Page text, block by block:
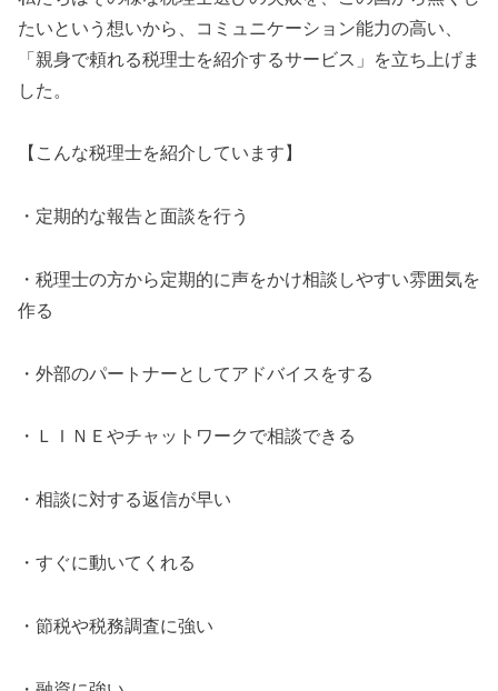
たいという想いから、コミュニケーション能力の高い、
「親身で頼れる税理士を紹介するサービス」を立ち上げま
した。
【こんな税理士を紹介しています】
・定期的な報告と面談を行う
・税理士の方から定期的に声をかけ相談しやすい雰囲気を
作る
・外部のパートナーとしてアドバイスをする
・ＬＩＮＥやチャットワークで相談できる
・相談に対する返信が早い
・すぐに動いてくれる
・節税や税務調査に強い